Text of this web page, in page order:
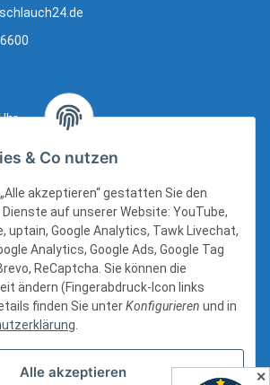
& Co nutzen
akzeptieren“ gestatten Sie den
auf unserer Website: YouTube,
uptain, Google Analytics, Tawk Livechat,
Analytics, Google Ads, Google Tag
ReCaptcha. Sie können die
ändern (Fingerabdruck-Icon links
finden Sie unterKonfigurieren und in
.
Alle akzeptieren ✕